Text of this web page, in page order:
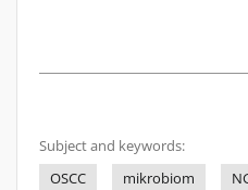
Subject and keywords:
OSCC
mikrobiom